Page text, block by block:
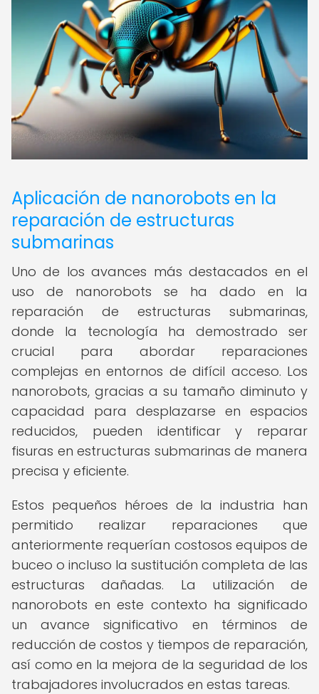
Aplicación de nanorobots en la
reparación de estructuras
submarinas
Uno de los avances más destacados en el
uso de nanorobots se ha dado en la
reparación de estructuras submarinas,
donde la tecnología ha demostrado ser
crucial para abordar reparaciones
complejas en entornos de difícil acceso. Los
nanorobots, gracias a su tamaño diminuto y
capacidad para desplazarse en espacios
reducidos, pueden identificar y reparar
fisuras en estructuras submarinas de manera
precisa y eficiente.
Estos pequeños héroes de la industria han
permitido realizar reparaciones que
anteriormente requerían costosos equipos de
buceo o incluso la sustitución completa de las
estructuras dañadas. La utilización de
nanorobots en este contexto ha significado
un avance significativo en términos de
reducción de costos y tiempos de reparación,
así como en la mejora de la seguridad de los
trabajadores involucrados en estas tareas.